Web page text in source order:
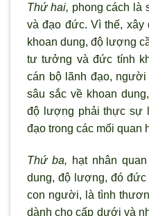
Thứ hai, phong cách là
và đạo đức. Vì thế, xây
khoan dung, độ lượng
tư tưởng và đức tính
cán bộ lãnh đạo,
sâu sắc về khoan
độ lượng phải thực sự
đạo trong các mối quan
Thứ ba, hạt nhân
dung, độ lượng, đó
con người, là tình
dành cho cấp dưới và